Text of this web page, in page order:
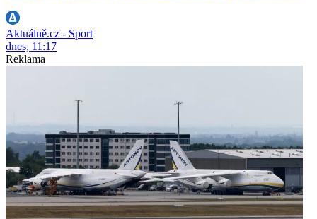
Aktuálně.cz - Sport
dnes, 11:17
Reklama